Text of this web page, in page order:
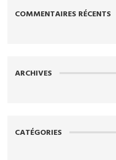
COMMENTAIRES RÉCENTS
ARCHIVES
CATÉGORIES